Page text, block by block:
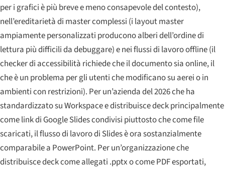
per i grafici è più breve e meno consapevole del contesto),
nell’ereditarietà di master complessi (i layout master
ampiamente personalizzati producono alberi dell’ordine di
lettura più difficili da debuggare) e nei flussi di lavoro offline (il
checker di accessibilità richiede che il documento sia online, il
che è un problema per gli utenti che modificano su aerei o in
ambienti con restrizioni). Per un’azienda del 2026 che ha
standardizzato su Workspace e distribuisce deck principalmente
come link di Google Slides condivisi piuttosto che come file
scaricati, il flusso di lavoro di Slides è ora sostanzialmente
comparabile a PowerPoint. Per un’organizzazione che
distribuisce deck come allegati .pptx o come PDF esportati,